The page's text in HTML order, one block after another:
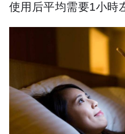
使用后平均需要1小時